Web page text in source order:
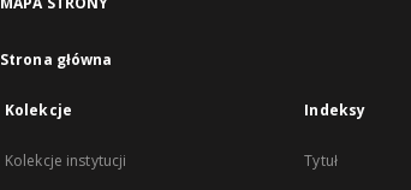
Strona główna
Kolekcje
Kolekcje instytucji
Indeksy
Tytuł